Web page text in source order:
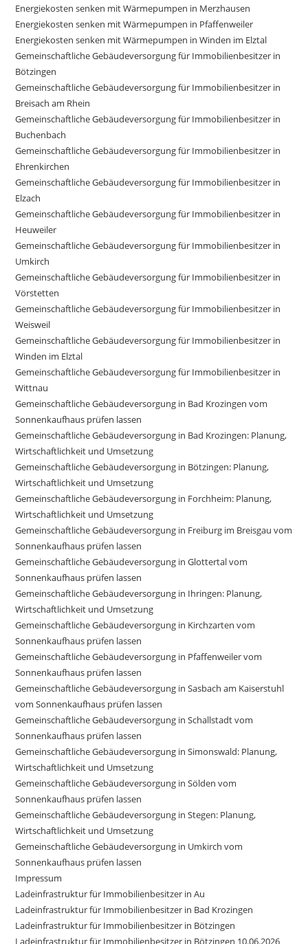
Energiekosten senken mit Wärmepumpen in Merzhausen
Energiekosten senken mit Wärmepumpen in Pfaffenweiler
Energiekosten senken mit Wärmepumpen in Winden im Elztal
Gemeinschaftliche Gebäudeversorgung für Immobilienbesitzer in
Bötzingen
Gemeinschaftliche Gebäudeversorgung für Immobilienbesitzer in
Breisach am Rhein
Gemeinschaftliche Gebäudeversorgung für Immobilienbesitzer in
Buchenbach
Gemeinschaftliche Gebäudeversorgung für Immobilienbesitzer in
Ehrenkirchen
Gemeinschaftliche Gebäudeversorgung für Immobilienbesitzer in
Elzach
Gemeinschaftliche Gebäudeversorgung für Immobilienbesitzer in
Heuweiler
Gemeinschaftliche Gebäudeversorgung für Immobilienbesitzer in
Umkirch
Gemeinschaftliche Gebäudeversorgung für Immobilienbesitzer in
Vörstetten
Gemeinschaftliche Gebäudeversorgung für Immobilienbesitzer in
Weisweil
Gemeinschaftliche Gebäudeversorgung für Immobilienbesitzer in
Winden im Elztal
Gemeinschaftliche Gebäudeversorgung für Immobilienbesitzer in
Wittnau
Gemeinschaftliche Gebäudeversorgung in Bad Krozingen vom
Sonnenkaufhaus prüfen lassen
Gemeinschaftliche Gebäudeversorgung in Bad Krozingen: Planung,
Wirtschaftlichkeit und Umsetzung
Gemeinschaftliche Gebäudeversorgung in Bötzingen: Planung,
Wirtschaftlichkeit und Umsetzung
Gemeinschaftliche Gebäudeversorgung in Forchheim: Planung,
Wirtschaftlichkeit und Umsetzung
Gemeinschaftliche Gebäudeversorgung in Freiburg im Breisgau vom
Sonnenkaufhaus prüfen lassen
Gemeinschaftliche Gebäudeversorgung in Glottertal vom
Sonnenkaufhaus prüfen lassen
Gemeinschaftliche Gebäudeversorgung in Ihringen: Planung,
Wirtschaftlichkeit und Umsetzung
Gemeinschaftliche Gebäudeversorgung in Kirchzarten vom
Sonnenkaufhaus prüfen lassen
Gemeinschaftliche Gebäudeversorgung in Pfaffenweiler vom
Sonnenkaufhaus prüfen lassen
Gemeinschaftliche Gebäudeversorgung in Sasbach am Kaiserstuhl
vom Sonnenkaufhaus prüfen lassen
Gemeinschaftliche Gebäudeversorgung in Schallstadt vom
Sonnenkaufhaus prüfen lassen
Gemeinschaftliche Gebäudeversorgung in Simonswald: Planung,
Wirtschaftlichkeit und Umsetzung
Gemeinschaftliche Gebäudeversorgung in Sölden vom
Sonnenkaufhaus prüfen lassen
Gemeinschaftliche Gebäudeversorgung in Stegen: Planung,
Wirtschaftlichkeit und Umsetzung
Gemeinschaftliche Gebäudeversorgung in Umkirch vom
Sonnenkaufhaus prüfen lassen
Impressum
Ladeinfrastruktur für Immobilienbesitzer in Au
Ladeinfrastruktur für Immobilienbesitzer in Bad Krozingen
Ladeinfrastruktur für Immobilienbesitzer in Bötzingen
Ladeinfrastruktur für Immobilienbesitzer in Bötzingen 10.06.2026